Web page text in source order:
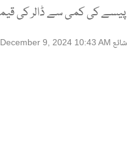
شائع December 9, 2024 10:43 AM